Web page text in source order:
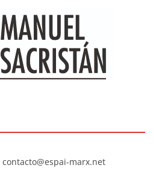
contacto@espai-marx.net